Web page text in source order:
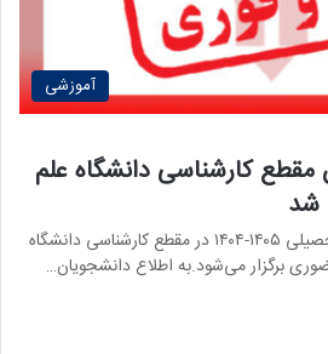
آموزشی
مقطع کارشناسی دانشگاه علم
شد
امتحانات پایان نیم‌سال اول تحصیلی ۱۴۰۵-۱۴۰۴ در مقطع کارشناسی دانشگاه
برگزار می‌شود.به اطلاع دانشجویان…